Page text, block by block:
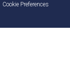
Cookie Preferences